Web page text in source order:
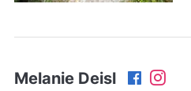
Melanie Deisl